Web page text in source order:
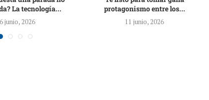
La tecnología...
junio, 2026
protagonismo entre los...
11 junio, 2026